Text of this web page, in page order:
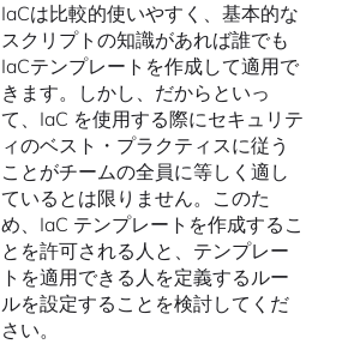
IaCは比較的使いやすく、基本的な
スクリプトの知識があれば誰でも
IaCテンプレートを作成して適用で
きます。しかし、だからといっ
て、IaC を使用する際にセキュリテ
ィのベスト・プラクティスに従う
ことがチームの全員に等しく適し
ているとは限りません。このた
め、IaC テンプレートを作成するこ
とを許可される人と、テンプレー
トを適用できる人を定義するルー
ルを設定することを検討してくだ
さい。